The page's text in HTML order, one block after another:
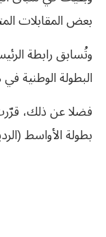
بعض المقابلات
وتُسابق رابطة
البطولة الوطنية
فضلا عن ذلك،
بطولة الأواسط